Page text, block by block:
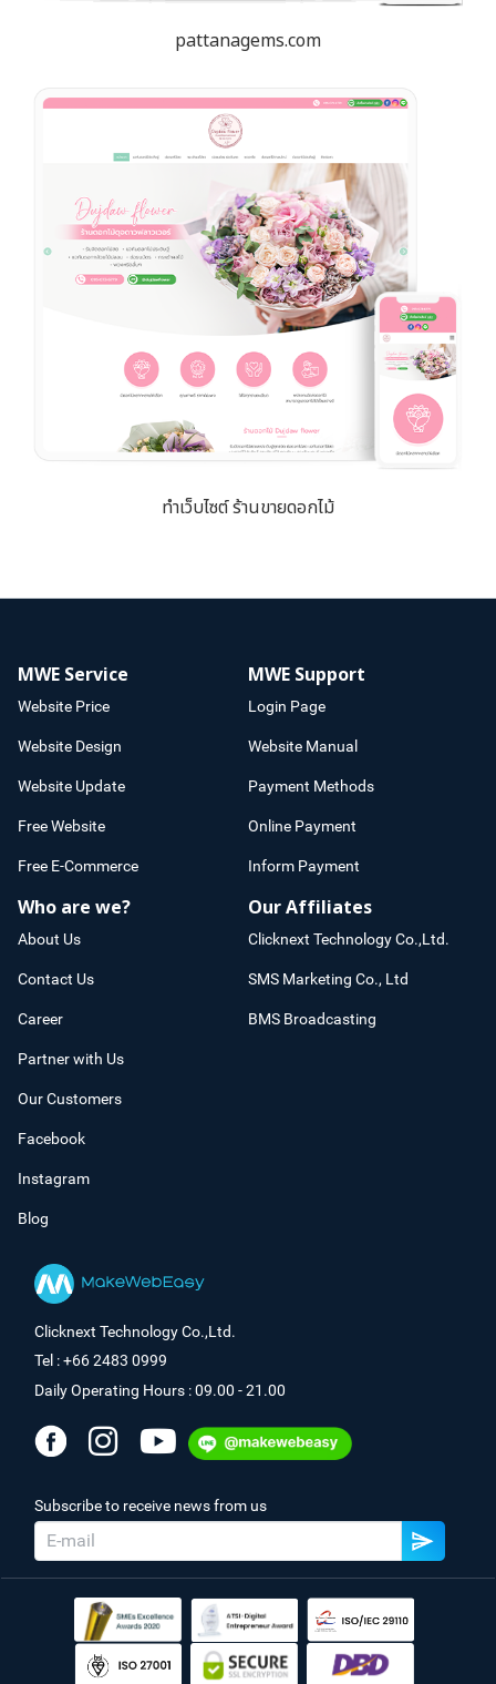
pattanagems.com
ทำเว็บไซต์ ร้านขายดอกไม้
MWE Service
Website Price
Website Design
Website Update
Free Website
Free E-Commerce
MWE Support
Login Page
Website Manual
Payment Methods
Online Payment
Inform Payment
Who are we?
About Us
Contact Us
Career
Partner with Us
Our Customers
Facebook
Instagram
Blog
Our Affiliates
Clicknext Technology Co.,Ltd.
SMS Marketing Co., Ltd
BMS Broadcasting
Clicknext Technology Co.,Ltd.
Tel : +66 2483 0999
Daily Operating Hours : 09.00 - 21.00
Subscribe to receive news from us